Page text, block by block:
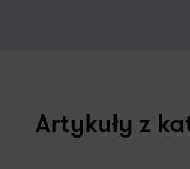
Artykuły z